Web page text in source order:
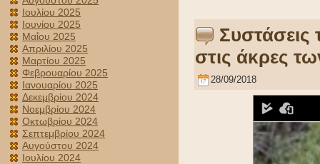
Ιουλίου 2025
Ιουνίου 2025
Μαΐου 2025
Απριλίου 2025
Μαρτίου 2025
Φεβρουαρίου 2025
Ιανουαρίου 2025
Δεκεμβρίου 2024
Νοεμβρίου 2024
Οκτωβρίου 2024
Σεπτεμβρίου 2024
Αυγούστου 2024
Ιουλίου 2024
Συστάσεις
στις άκρες
28/09/2018